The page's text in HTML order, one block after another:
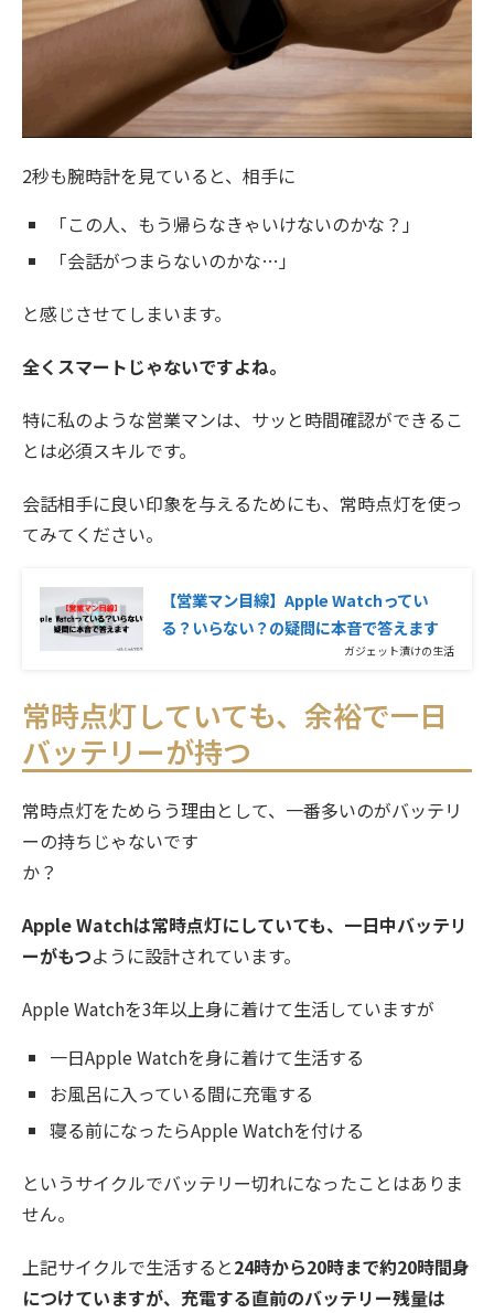
2秒も腕時計を見ていると、相手に
「この人、もう帰らなきゃいけないのかな？」
「会話がつまらないのかな…」
と感じさせてしまいます。
全くスマートじゃないですよね。
特に私のような営業マンは、サッと時間確認ができるこ
とは必須スキルです。
会話相手に良い印象を与えるためにも、常時点灯を使っ
てみてください。
【営業マン目線】Apple Watchってい
る？いらない？の疑問に本音で答えます
ガジェット漬けの生活
常時点灯していても、余裕で一日
バッテリーが持つ
常時点灯をためらう理由として、一番多いのがバッテリ
ーの持ちじゃないです
か？
Apple Watchは常時点灯にしていても、一日中バッテリ
ーがもつように設計されています。
Apple Watchを3年以上身に着けて生活していますが
一日Apple Watchを身に着けて生活する
お風呂に入っている間に充電する
寝る前になったらApple Watchを付ける
というサイクルでバッテリー切れになったことはありま
せん。
上記サイクルで生活すると24時から20時まで約20時間身
につけていますが、充電する直前のバッテリー残量は